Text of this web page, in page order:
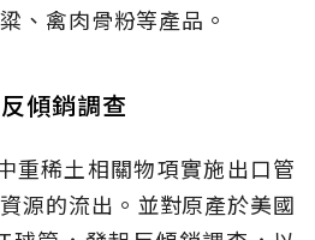
、禽肉骨粉等產品。
傾銷調查
重稀土相關物項實施出口管
源的流出。並對原產於美國